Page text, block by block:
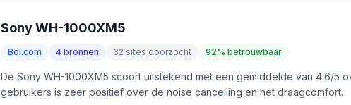
Sony WH-1000XM5
Bol.com 4 bronnen 32 sites doorzocht 92% betrouwbaar
De Sony WH-1000XM5 scoort uitstekend met een gemiddelde van 4.6/5
gebruikers is zeer positief over de noise cancelling en het draagcomfort.